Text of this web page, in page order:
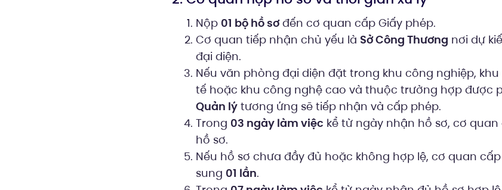
Nộp 01 bộ hồ sơđến cơ quan cấp Giấy phép.
Cơ quan tiếp nhận chủ yếu là Sở Công Thương nơi dự
đại diện.
Nếu văn phòng đại diện đặt trong khu công nghiệp, khu
tế hoặc khu công nghệ cao và thuộc trường hợp được
Quản lýtương ứng sẽ tiếp nhận và cấp phép.
Trong 03 ngày làm việc kể từ ngày nhận hồ sơ, cơ
hồ sơ.
Nếu hồ sơ chưa đầy đủ hoặc không hợp lệ, cơ quan
sung 01 lần.